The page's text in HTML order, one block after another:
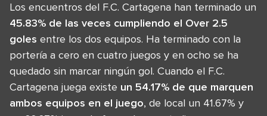
Los encuentros del F.C. Cartagena han terminado un
45.83% de las veces cumpliendo el Over 2.5
goles entre los dos equipos. Ha terminado con la
portería a cero en cuatro juegos y en ocho se ha
quedado sin marcar ningún gol. Cuando el F.C.
Cartagena juega existe un 54.17% de que marquen
ambos equipos en el juego, de local un 41.67% y